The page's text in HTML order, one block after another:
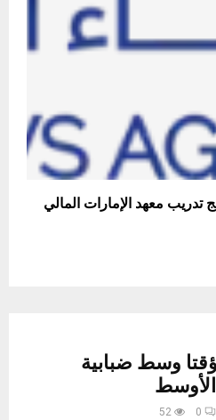
تدريب معهد الإمارات المالي
وسط ضبابية
0
52